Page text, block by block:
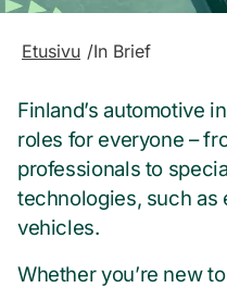
Etusivu In Brief
Finland’s automotive
roles for everyone –
professionals to
technologies, such as
vehicles.
Whether you’re new